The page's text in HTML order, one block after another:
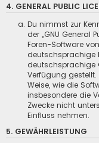
4. GENERAL PUBLIC
Du nimmst zur
der „GNU General
Foren-Software
deutschsprachige
deutschsprachige
Verfügung
Weise, wie die
insbesondere die
Zwecke nicht
Einfluss nehmen.
5. GEWÄHRLEISTUNG